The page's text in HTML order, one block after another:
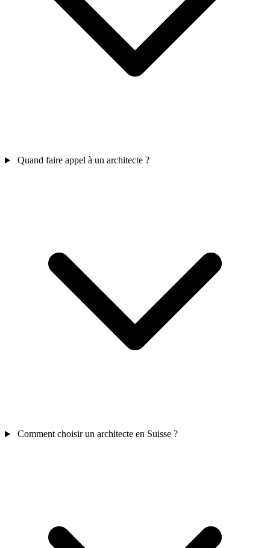
Quand faire appel à un architecte ?
Comment choisir un architecte en Suisse ?